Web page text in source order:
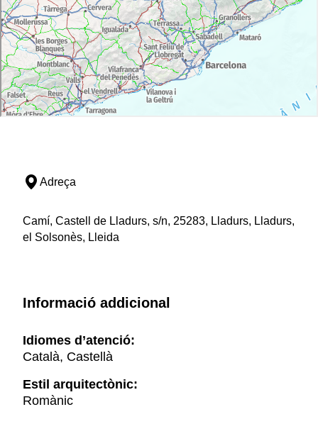
Adreça
Camí, Castell de Lladurs, s/n, 25283, Lladurs, Lladurs,
el Solsonès, Lleida
Informació addicional
Idiomes d’atenció:
Català, Castellà
Estil arquitectònic:
Romànic